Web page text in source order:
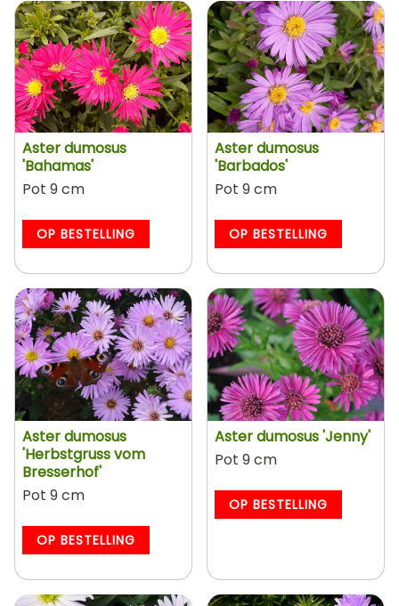
Aster dumosus
'Bahamas'
Pot 9 cm
OP BESTELLING
Aster dumosus
'Barbados'
Pot 9 cm
OP BESTELLING
Aster dumosus
'Herbstgruss vom
Bresserhof'
Pot 9 cm
OP BESTELLING
Aster dumosus 'Jenny'
Pot 9 cm
OP BESTELLING